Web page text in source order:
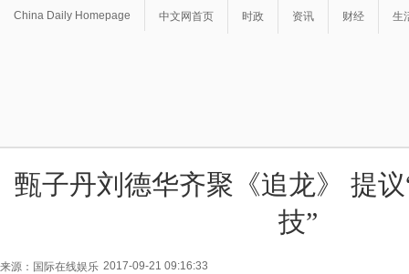
China Daily Homepage 中文网首页 时政 资讯 财经 生
甄子丹刘德华齐聚《追龙》 提
技”
来源：国际在线娱乐 2017-09-21 09:16:33